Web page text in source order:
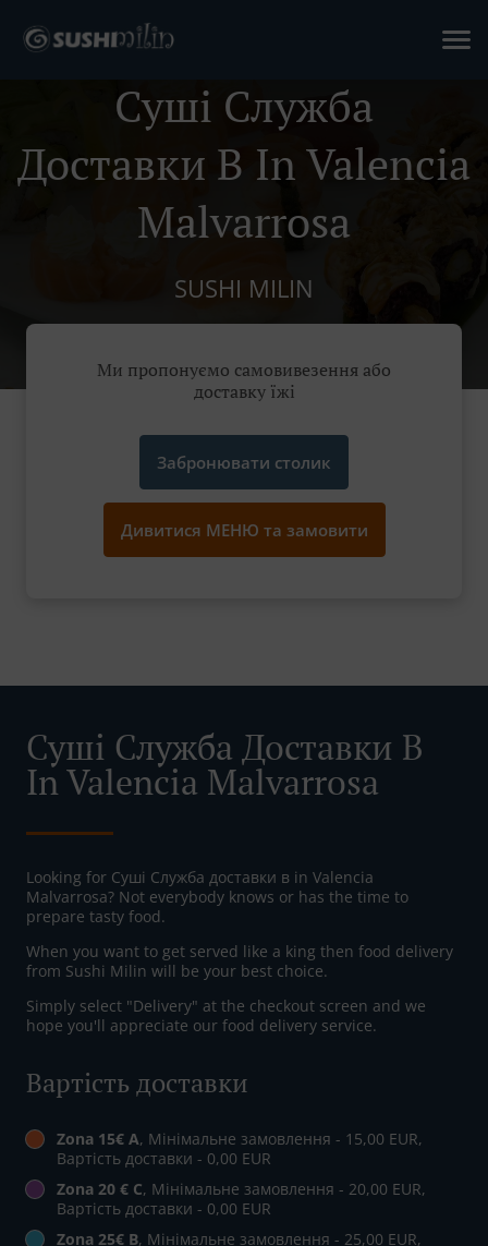
Суші Служба
Доставки В In Valencia
Malvarrosa
SUSHI MILIN
Ми пропонуємо самовивезення або
доставку їжі
Забронювати столик
Дивитися МЕНЮ та замовити
Суші Служба Доставки В
In Valencia Malvarrosa
Looking for Суші Служба доставки в in Valencia
Malvarrosa? Not everybody knows or has the time to
prepare tasty food.
When you want to get served like a king then food delivery
from Sushi Milin will be your best choice.
Simply select "Delivery" at the checkout screen and we
hope you'll appreciate our food delivery service.
Вартість доставки
Zona 15€ A, Мінімальне замовлення - 15,00 EUR,
Вартість доставки - 0,00 EUR
Zona 20 € C, Мінімальне замовлення - 20,00 EUR,
Вартість доставки - 0,00 EUR
Zona 25€ B, Мінімальне замовлення - 25,00 EUR,